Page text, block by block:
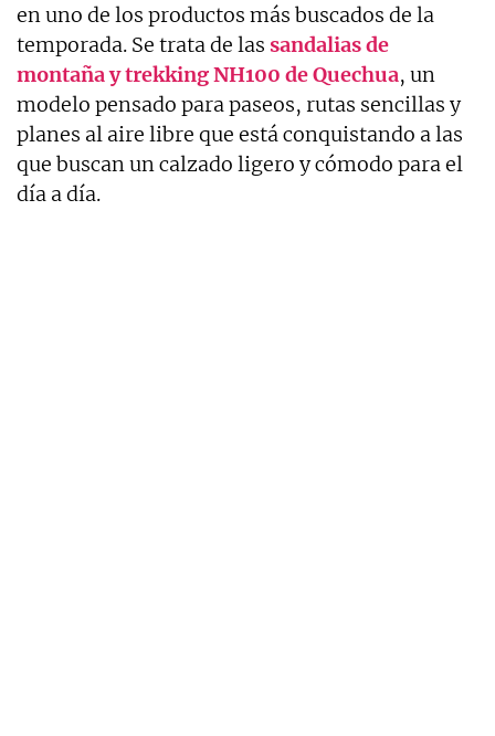
en uno de los productos más buscados de la
temporada. Se trata de las sandalias de
montaña y trekking NH100 de Quechua, un
modelo pensado para paseos, rutas sencillas y
planes al aire libre que está conquistando a las
que buscan un calzado ligero y cómodo para el
día a día.